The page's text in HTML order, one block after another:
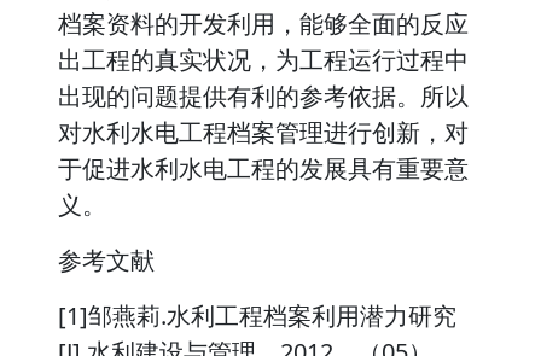
档案资料的开发利用，能够全面的反应
出工程的真实状况，为工程运行过程中
出现的问题提供有利的参考依据。所以
对水利水电工程档案管理进行创新，对
于促进水利水电工程的发展具有重要意
义。
参考文献
[1]邹燕莉.水利工程档案利用潜力研究